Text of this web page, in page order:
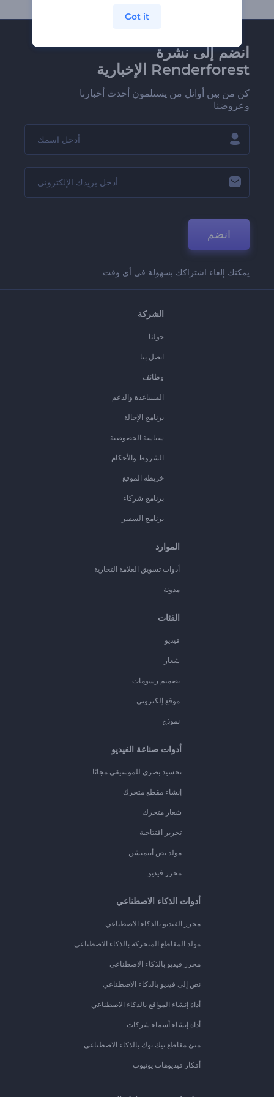
انضم إلى نشرة
Renderforest الإخبارية
كن من بين أوائل من يستلمون أحدث أخبارنا
وعروضنا
انضم
يمكنك إلغاء اشتراكك بسهولة في أي وقت.
الشركة
حولنا
اتصل بنا
وظائف
المساعدة والدعم
برنامج الإحالة
سياسة الخصوصية
الشروط والأحكام
خريطة الموقع
برنامج شركاء
برنامج السفير
الموارد
أدوات تسويق العلامة التجارية
مدونة
الفئات
فيديو
شعار
تصميم رسومات
موقع إلكتروني
نموذج
أدوات صناعة الفيديو
تجسيد بصري للموسيقى مجانًا
إنشاء مقطع متحرك
شعار متحرك
تحرير افتتاحية
مولد نص أنيميشن
محرر فيديو
أدوات الذكاء الاصطناعي
محرر الفيديو بالذكاء الاصطناعي
مولد المقاطع المتحركة بالذكاء الاصطناعي
محرر فيديو بالذكاء الاصطناعي
نص إلى فيديو بالذكاء الاصطناعي
أداة إنشاء المواقع بالذكاء الاصطناعي
أداة إنشاء أسماء شركات
منئ مقاطع تيك توك بالذكاء الاصطناعي
أفكار فيديوهات يوتيوب
Got it